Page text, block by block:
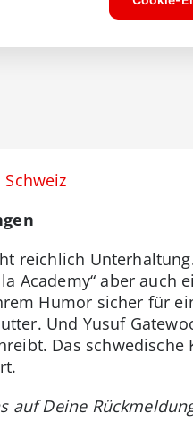
reichlich
Academy“ aber auch
Humor sicher für
Und Yusuf
Das
auf Deine